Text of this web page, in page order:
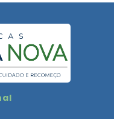
Bradesco